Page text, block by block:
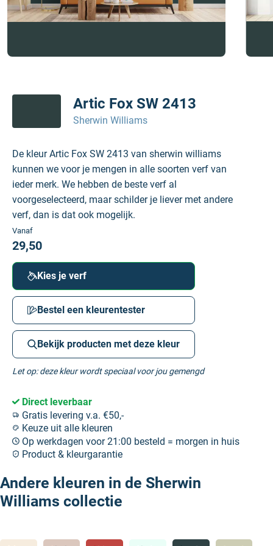
Artic Fox SW 2413
Sherwin Williams
De kleur Artic Fox SW 2413 van sherwin williams
kunnen we voor je mengen in alle soorten verf van
ieder merk. We hebben de beste verf al
voorgeselecteerd, maar schilder je liever met andere
verf, dan is dat ook mogelijk.
Vanaf
29,50
Kies je verf
Bestel een kleurentester
Bekijk producten met deze kleur
Let op: deze kleur wordt speciaal voor jou gemengd
Direct leverbaar
Gratis levering v.a. €50,-
Keuze uit alle kleuren
Op werkdagen voor 21:00 besteld = morgen in huis
Product & kleurgarantie
Andere kleuren in de Sherwin
Williams collectie